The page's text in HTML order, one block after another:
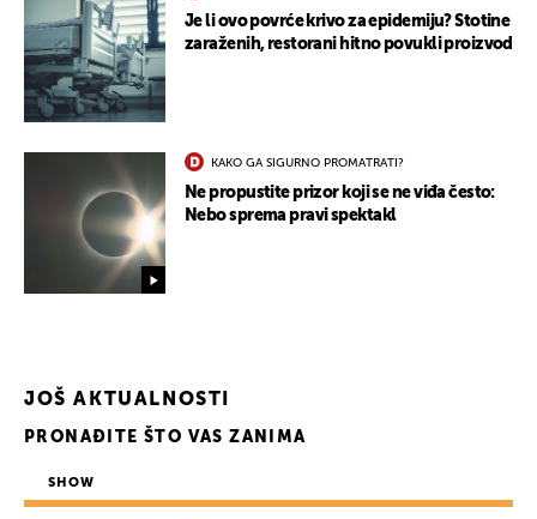
Je li ovo povrće krivo za epidemiju? Stotine
zaraženih, restorani hitno povukli proizvod
KAKO GA SIGURNO PROMATRATI?
Ne propustite prizor koji se ne viđa često:
Nebo sprema pravi spektakl
JOŠ AKTUALNOSTI
PRONAĐITE ŠTO VAS ZANIMA
SHOW